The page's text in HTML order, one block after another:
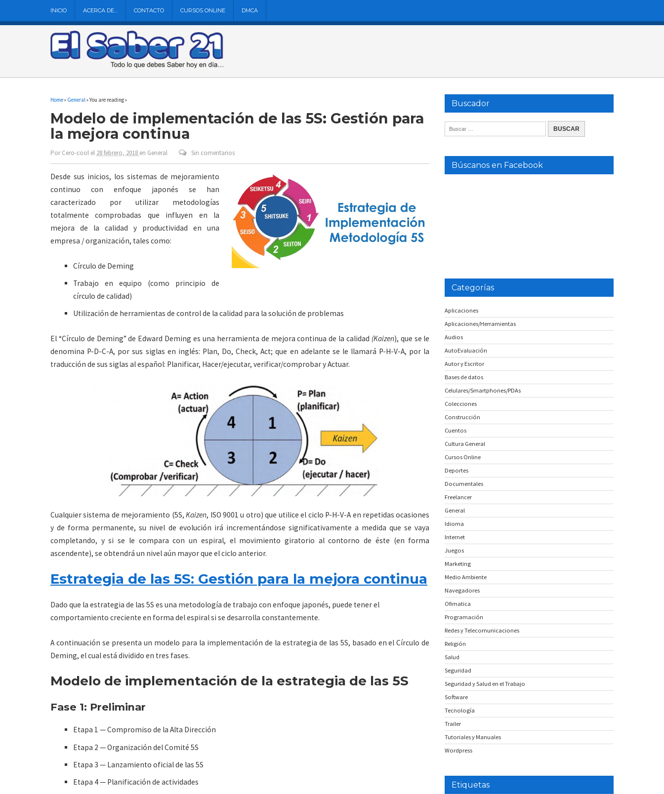
INICIO ACERCA DE… CONTACTO CURSOS ONLINE DMCA
Home» General» You are reading »
Modelo de implementación de las 5S: Gestión para
la mejora continua
PorCero-cool el 28 febrero, 2018 en General Sin comentarios
Desde sus inicios, los sistemas de mejoramiento
continuo con enfoque japonés se han
caracterizado por utilizar metodologías
totalmente comprobadas que influyen en la
mejora de la calidad y productividad en una
empresa / organización, tales como:
Círculo de Deming
Trabajo en equipo (como principio de
círculo de calidad)
Utilización de herramientas de control de la calidad para la solución de problemas
El “Círculo de Deming” de Edward Deming es una herramienta de mejora continua de la calidad (Kaizen), que se le
denomina P-D-C-A, por sus siglas en inglés: Plan, Do, Check, Act; que en adelante se le llamará P-H-V-A, por la
traducción de sus siglas al español: Planificar, Hacer/ejecutar, verificar/comprobar y Actuar.
Cualquier sistema de mejoramiento (5S,Kaizen, ISO 9001 u otro) que utilice el ciclo P-H-V-A en repetidas ocasiones
y de forma permanente, su nivel de evolución irá incrementándose significativamente a medida que se vaya
completando, y si se le compara con un espiral, el movimiento giratorio al contorno de éste (en forma
ascendente), se obtendrá un nivel aún mayor que el ciclo anterior.
Estrategia de las 5S: Gestión para la mejora continua
Dado que la estrategia de las 5S es una metodología de trabajo con enfoque japonés, puede tener el
comportamiento creciente en forma del espiral si se desarrolla constantemente.
A continuación se presenta un modelo para la implementación de la estrategia de las 5S, basado en el Círculo de
Deming, el cual está dividido en tres fases.
Modelo de implementación de la estrategia de las 5S
Fase 1: Preliminar
Etapa 1 — Compromiso de la Alta Dirección
Etapa 2 — Organización del Comité 5S
Etapa 3 — Lanzamiento oficial de las 5S
Etapa 4 — Planificación de actividades
Buscador
Búscanos en Facebook
Categorías
Aplicaciones
Aplicaciones/Herramientas
Audios
AutoEvaluación
Autor y Escritor
Bases de datos
Celulares/Smartphones/PDAs
Colecciones
Construcción
Cuentos
Cultura General
Cursos Online
Deportes
Documentales
Freelancer
General
Idioma
Internet
Juegos
Marketing
Medio Ambiente
Navegadores
Ofimatica
Programación
Redes y Telecomunicaciones
Religión
Salud
Seguridad
Seguridad y Salud en el Trabajo
Software
Tecnología
Trailer
Tutoriales y Manuales
Wordpress
Etiquetas